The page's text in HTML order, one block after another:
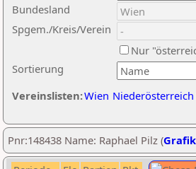
Sortierung
Bundesland
Spgem./Kreis/Verein
Nur
Vereinslisten:Wien Niederösterreich
Pnr:148438 Name: Raphael Pilz (